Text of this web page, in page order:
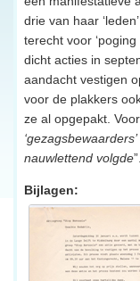
drie van haar
terecht voor
dicht acties in
aandacht vestigen
voor de plakkers
ze al opgepakt. Voor
nauwlettend volgde”.
Bijlagen: